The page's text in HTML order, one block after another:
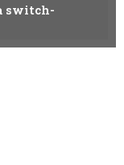
switch-